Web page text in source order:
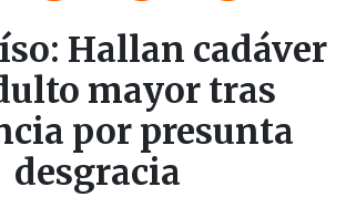
Hallan cadáver
mayor tras
por presunta
desgracia